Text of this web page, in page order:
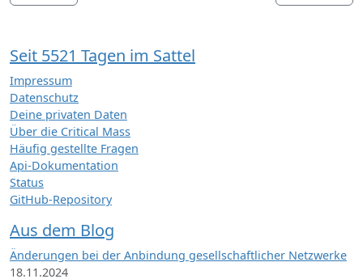
Seit 5521 Tagen im Sattel
Impressum
Datenschutz
Deine privaten Daten
Über die Critical Mass
Häufig gestellte Fragen
Api-Dokumentation
Status
GitHub-Repository
Aus dem Blog
Änderungen bei der Anbindung gesellschaftlicher Netzwerke
18.11.2024